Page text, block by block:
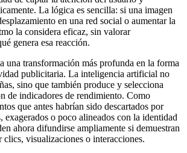
La lógica es sencilla: si una imagen
en una red social o aumentar la
la considera eficaz, sin valorar
genera esa reacción.
una transformación más profunda en la forma
publicitaria. La inteligencia artificial no
sino que también produce y selecciona
de indicadores de rendimiento. Como
que antes habrían sido descartados por
exagerados o poco alineados con la identidad
ahora difundirse ampliamente si demuestran
clics, visualizaciones o interacciones.